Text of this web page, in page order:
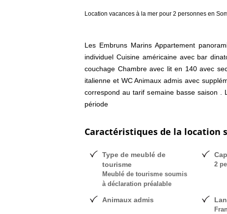
Location vacances à la mer pour 2 personnes en
Les Embruns Marins Appartement
individuel Cuisine américaine avec bar
couchage Chambre avec lit en 140 avec
italienne et WC Animaux admis avec
correspond au tarif semaine basse saison
période
Caractéristiques de la location
Type de meublé de
tourisme
Meublé de tourisme soumis
à déclaration préalable
2
Animaux admis